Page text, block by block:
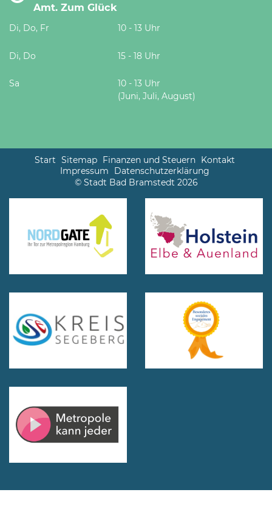
Amt. Zum Glück
Di, Do, Fr 10 - 13 Uhr
Di, Do 15 - 18 Uhr
Sa
10 - 13 Uhr
(Juni, Juli, August)
Start Sitemap Finanzen und Steuern Kontakt
Impressum
Datenschutzerklärung
© Stadt Bad Bramstedt 2026